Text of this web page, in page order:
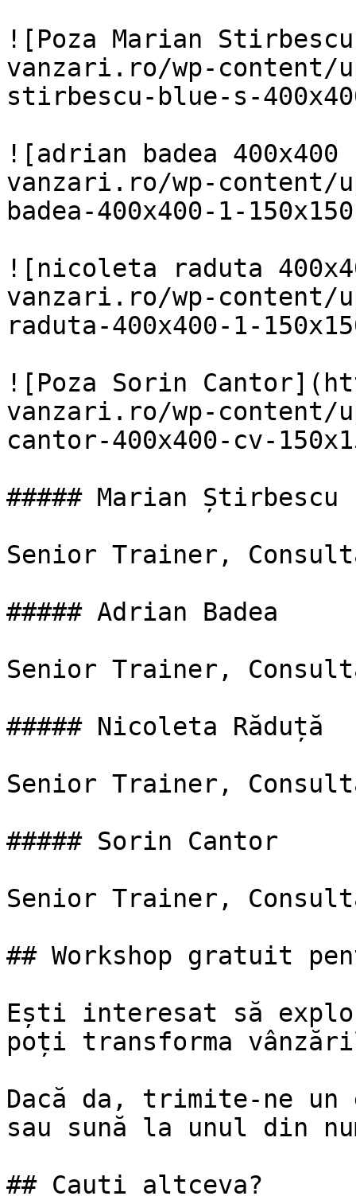
![Poza Marian
vanzari.ro/wp-content/
stirbescu-blue-s-
![adrian badea
vanzari.ro/wp-content/
badea-400x400-1-
![nicoleta raduta
vanzari.ro/wp-content/
raduta-400x400-1-
![Poza Sorin
vanzari.ro/wp-content/
cantor-400x400-cv-
##### Marian Știrbescu
Senior Trainer,
##### Adrian Badea
Senior Trainer,
##### Nicoleta Răduță
Senior Trainer,
##### Sorin Cantor
Senior Trainer,
## Workshop gratuit
Ești interesat să
poți transforma
Dacă da, trimite-ne un
sau sună la unul din
## Cauți altceva?